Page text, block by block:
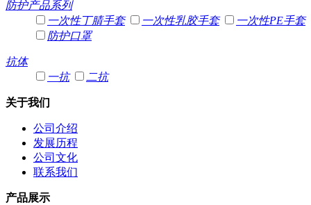
防护产品系列
一次性丁腈手套
一次性乳胶手套
一次性PE手套
防护口罩
抗体
一抗
二抗
关于我们
公司介绍
发展历程
公司文化
联系我们
产品展示